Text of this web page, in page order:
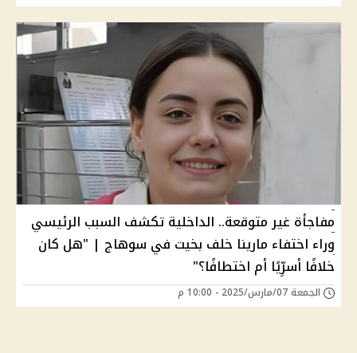
مفاجأة غير متوقعة.. الداخلية تكشف السبب الرئيسي
وراء اختفاء مارينا خلف بخيت في سوهاج | "هل كان
خلافًا أسرِّيًا أم اختطافًا؟"
الجمعة 07/مارس/2025 - 10:00 م